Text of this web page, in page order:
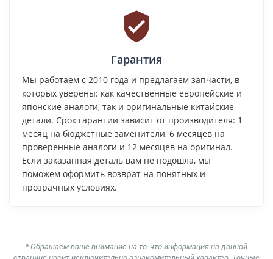
Гарантия
Мы работаем с 2010 года и предлагаем запчасти, в
которых уверены: как качественные европейские и
японские аналоги, так и оригинальные китайские
детали. Срок гарантии зависит от производителя: 1
месяц на бюджетные заменители, 6 месяцев на
проверенные аналоги и 12 месяцев на оригинал.
Если заказанная деталь вам не подошла, мы
поможем оформить возврат на понятных и
прозрачных условиях.
* Обращаем ваше внимание на то, что информация на данной